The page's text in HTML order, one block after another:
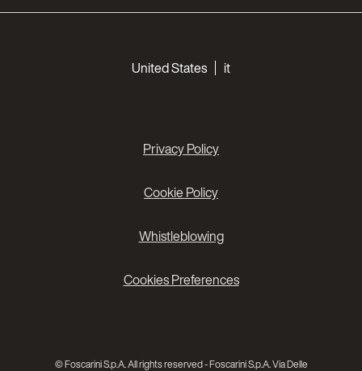
United States it
Privacy Policy
Cookie Policy
Whistleblowing
Cookies Preferences
© Foscarini S.p.A. All rights reserved - Foscarini S.p.A. Via Delle